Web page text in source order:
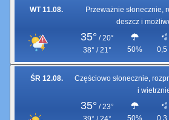
WT 11.08.
Przeważnie słonecznie,
deszcz i
35° / 20°
38° / 21°
50% 0,5
ŚR 12.08.
Częściowo słonecznie,
i
35° / 23°
50% 0,3